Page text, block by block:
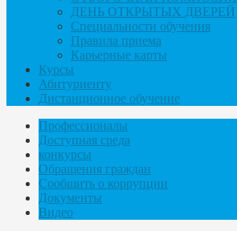
ДЕНЬ ОТКРЫТЫХ ДВЕРЕЙ
Специальности обучения
Правила приема
Карьерные карты
Курсы
Абитуриенту
Дистанционное обучение
Профессионалы
Доступная среда
конкурсы
Обращения граждан
Сообщить о коррупции
Документы
Видео